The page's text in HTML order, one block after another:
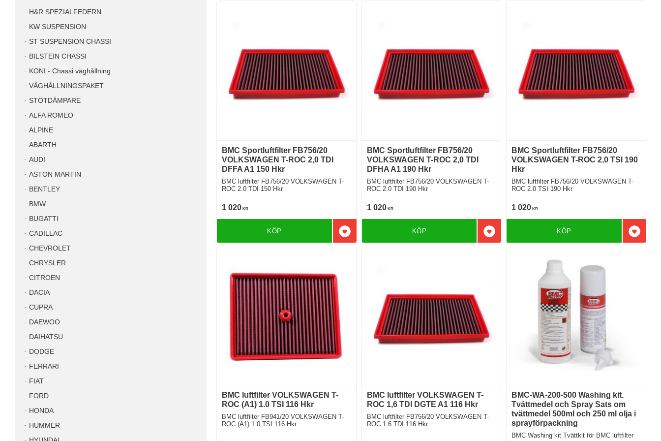
BMC Sportluftfilter FB756/20
VOLKSWAGEN T-ROC 2,0 TDI
DFFA A1 150 Hkr
BMC luftfilter FB756/20 VOLKSWAGEN T-
ROC 2.0 TDI 150 Hkr
1 020 KR
Lägg till i favoriter
KÖP
BMC Sportluftfilter FB756/20
VOLKSWAGEN T-ROC 2,0 TDI
DFHA A1 190 Hkr
BMC luftfilter FB756/20 VOLKSWAGEN T-
ROC 2.0 TDI 190 Hkr
1 020KR
Lägg till i favoriter
KÖP
BMC Sportluftfilter FB756/20
VOLKSWAGEN T-ROC 2,0 TSI 190
Hkr
BMC luftfilter FB756/20 VOLKSWAGEN T-
ROC 2.0 TSI 190 Hkr
1 020 KR
Lägg
KÖP
BMC luftfilter VOLKSWAGEN T-
ROC (A1) 1.0 TSI 116 Hkr
BMC luftfilter FB941/20 VOLKSWAGEN T-
ROC (A1) 1.0 TSI 116 Hkr
BMC luftfilter VOLKSWAGEN T-
ROC 1,6 TDI DGTE A1 116 Hkr
BMC luftfilter FB756/20 VOLKSWAGEN T-
ROC 1.6 TDI 116 Hkr
BMC-WA-200-500 Washing kit.
Tvättmedel och Spray Sats om
tvättmedel 500ml och 250 ml olja i
sprayförpackning
BMC Washing kit Tvättkit för BMC luftfilter
H&R SPEZIALFEDERN
KW SUSPENSION
ST SUSPENSION CHASSI
BILSTEIN CHASSI
KONI - Chassi väghållning
VÄGHÅLLNINGSPAKET
STÖTDÄMPARE
ALFA ROMEO
ALPINE
ABARTH
AUDI
ASTON MARTIN
BENTLEY
BMW
BUGATTI
CADILLAC
CHEVROLET
CHRYSLER
CITROEN
DACIA
CUPRA
DAEWOO
DAIHATSU
DODGE
FERRARI
FIAT
FORD
HONDA
HUMMER